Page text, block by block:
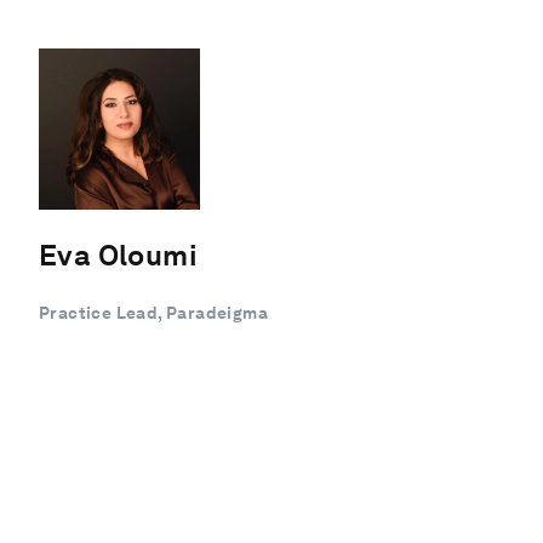
Eva Oloumi
Practice Lead, Paradeigma